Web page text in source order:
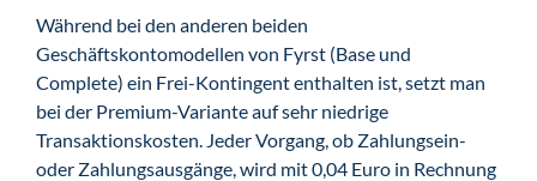
Während bei den anderen beiden
Geschäftskontomodellen von Fyrst (Base und
Complete) ein Frei-Kontingent enthalten ist, setzt man
bei der Premium-Variante auf sehr niedrige
Transaktionskosten. Jeder Vorgang, ob Zahlungsein-
oder Zahlungsausgänge, wird mit 0,04 Euro in Rechnung